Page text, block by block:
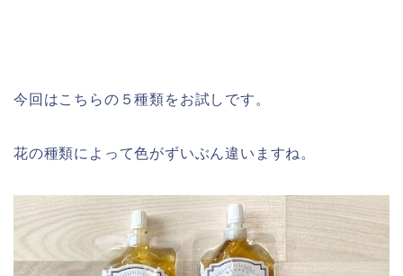
今回はこちらの５種類をお試しです。
花の種類によって色がずいぶん違いますね。